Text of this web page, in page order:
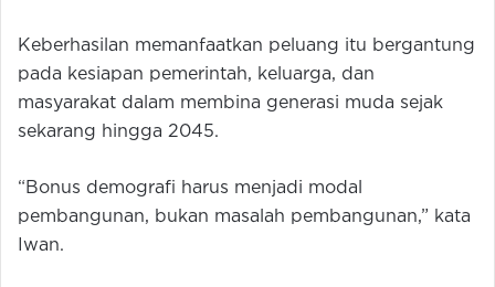
Keberhasilan memanfaatkan peluang itu bergantung
pada kesiapan pemerintah, keluarga, dan
masyarakat dalam membina generasi muda sejak
sekarang hingga 2045.
“Bonus demografi harus menjadi modal
pembangunan, bukan masalah pembangunan,” kata
Iwan.